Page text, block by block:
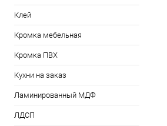
Клей
Кромка мебельная
Кромка ПВХ
Кухни на заказ
Ламинированный МДФ
ЛДСП